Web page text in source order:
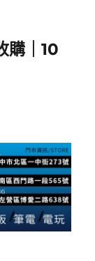
購｜10